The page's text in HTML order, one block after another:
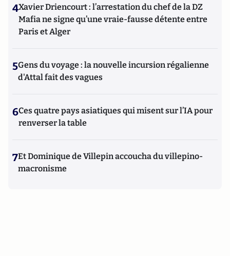
4Xavier Driencourt : l’arrestation du chef de la DZ
Mafia ne signe qu’une vraie-fausse détente entre
Paris et Alger
5Gens du voyage : la nouvelle incursion régalienne
d'Attal fait des vagues
6Ces quatre pays asiatiques qui misent sur l’IA pour
renverser la table
7Et Dominique de Villepin accoucha du villepino-
macronisme